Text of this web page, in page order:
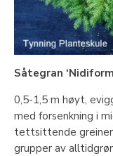
Såtegran
0,5-1,5 m høyt,
med forsenkning i
tettsittende
grupper av